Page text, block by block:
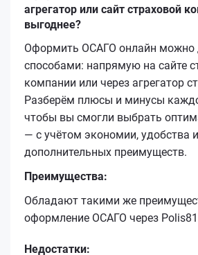
агрегатор или сайт страховой
выгоднее?
Оформить ОСАГО онлайн можно
способами: напрямую на сайте
компании или через агрегатор
Разберём плюсы и минусы
чтобы вы смогли выбрать
— с учётом экономии, удобства и
дополнительных преимуществ.
Преимущества:
Обладают такими же
оформление ОСАГО через
Недостатки: